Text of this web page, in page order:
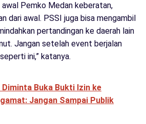
awal Pemko Medan keberatan,
dari awal. PSSI juga bisa mengambil
pertandingan ke daerah lain
Jangan setelah event berjalan
ini,” katanya.
Diminta Buka Bukti Izin ke
Jangan Sampai Publik